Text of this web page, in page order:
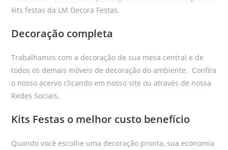
kits festas da LM Decora Festas.
Decoração completa
Trabalhamos com a decoração de sua mesa central e de
todos os demais móveis de decoração do ambiente. Confira
o nosso acervo clicando em nosso site ou através de nossa
Redes Sociais.
Kits Festas o melhor custo benefício
Quando você escolhe uma decoração pronta, sua economia